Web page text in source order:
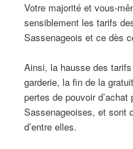
Votre majorité et vous-
sensiblement les tarifs
Sassenageois et ce dès
Ainsi, la hausse des
garderie, la fin de la
pertes de pouvoir d’achat
Sassenageoises, et sont
d’entre elles.